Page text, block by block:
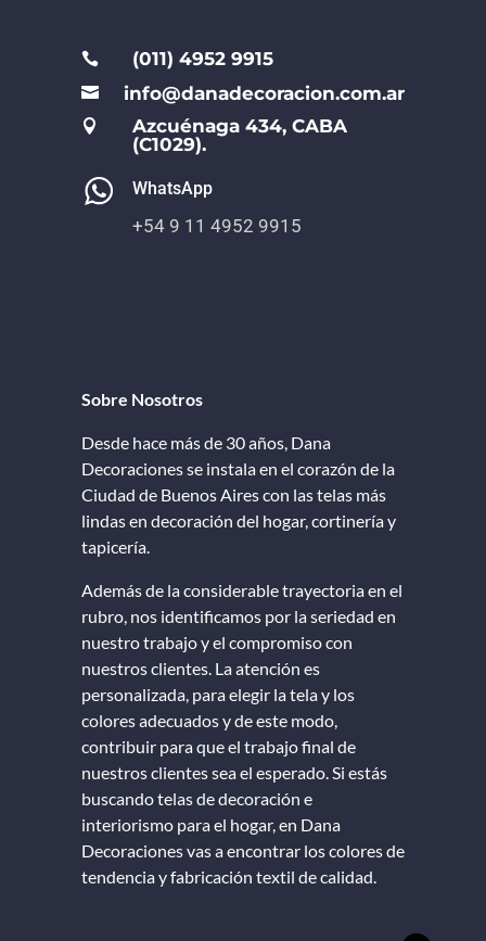
 (011) 4952 9915
 info@danadecoracion.com.ar

Azcuénaga 434, CABA
(C1029).
WhatsApp
+54 9 11 4952 9915
Sobre Nosotros
Desde hace más de 30 años, Dana
Decoraciones se instala en el corazón de la
Ciudad de Buenos Aires con las telas más
lindas en decoración del hogar, cortinería y
tapicería.
Además de la considerable trayectoria en el
rubro, nos identificamos por la seriedad en
nuestro trabajo y el compromiso con
nuestros clientes. La atención es
personalizada, para elegir la tela y los
colores adecuados y de este modo,
contribuir para que el trabajo final de
nuestros clientes sea el esperado. Si estás
buscando telas de decoración e
interiorismo para el hogar, en Dana
Decoraciones vas a encontrar los colores de
tendencia y fabricación textil de calidad.